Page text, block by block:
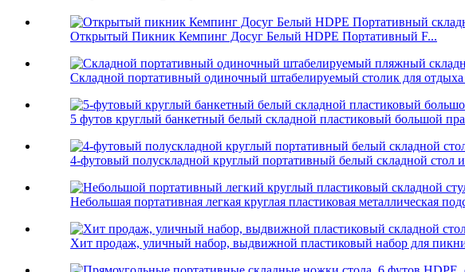
Открытый Пикник Кемпинг Досуг Белый HDPE Портативный F...
Складной портативный одиночный штабелируемый столик для отдыха
5 футов круглый банкетный белый складной пластиковый большой
4-футовый полускладной круглый портативный белый складной стол
Небольшая портативная легкая круглая пластиковая металлическая
Хит продаж, уличный набор, выдвижной пластиковый набор для